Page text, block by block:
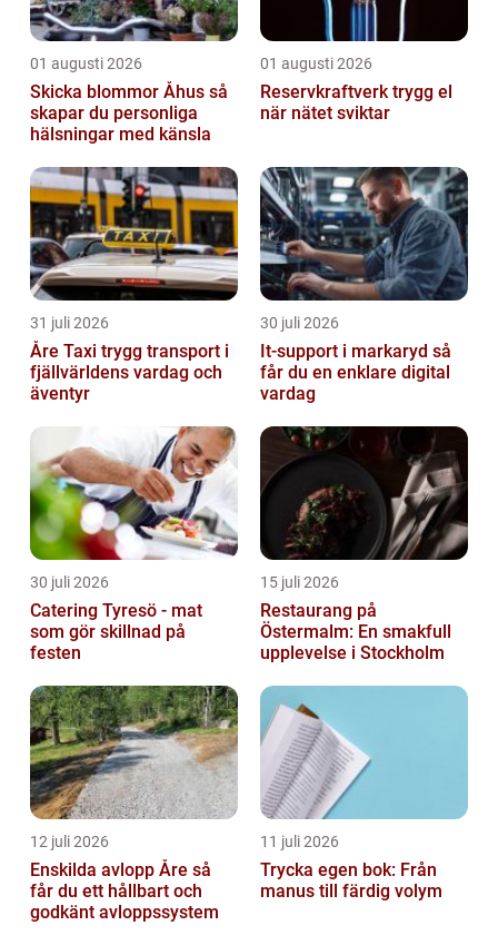
01 augusti 2026
Skicka blommor Åhus så
skapar du personliga
hälsningar med känsla
01 augusti 2026
Reservkraftverk trygg el
när nätet sviktar
31 juli 2026
Åre Taxi trygg transport i
fjällvärldens vardag och
äventyr
30 juli 2026
It-support i markaryd så
får du en enklare digital
vardag
30 juli 2026
Catering Tyresö - mat
som gör skillnad på
festen
15 juli 2026
Restaurang på
Östermalm: En smakfull
upplevelse i Stockholm
12 juli 2026
Enskilda avlopp Åre så
får du ett hållbart och
godkänt avloppssystem
11 juli 2026
Trycka egen bok: Från
manus till färdig volym